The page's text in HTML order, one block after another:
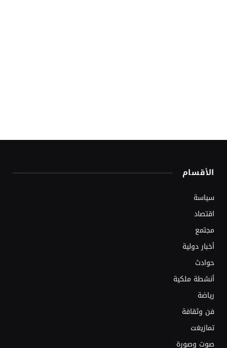
الأقسام
سياسة
اقتصاد
مجتمع
أخبار دولية
حوادث
أنشطة ملكية
رياضة
فن وثقافة
تمازيغت
صوت وصورة